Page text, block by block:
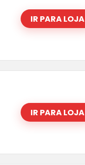
IR PARA LOJA
IR PARA LOJA